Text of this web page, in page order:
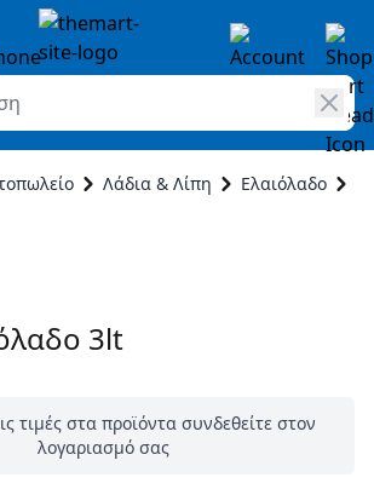
Λάδια & Λίπη Ελαιόλαδο
3lt
τιμές στα προϊόντα συνδεθείτε στον
λογαριασμό σας